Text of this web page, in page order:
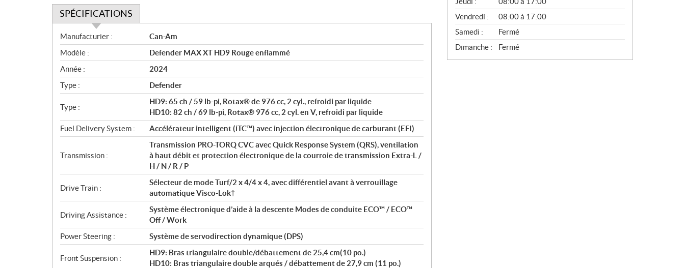
SPÉCIFICATIONS
S
p
é
c
i
f
i
c
a
t
o
Manufacturier :
Can-Am
Modèle :
Defender MAX XT HD9 Rouge enflammé
Année :
2024
Type :
Defender
Type :
HD9: 65 ch / 59 lb-pi, Rotax® de 976 cc, 2 cyl., refroidi par liquide
HD10: 82 ch / 69 lb-pi, Rotax® 976 cc, 2 cyl. en V, refroidi par liquide
Fuel Delivery System :
Accélérateur intelligent (iTC™) avec injection électronique de carburant (EFI)
Transmission :
Transmission PRO-TORQ CVC avec Quick Response System (QRS), ventilation
à haut débit et protection électronique de la courroie de transmission Extra-L /
H / N / R / P
Drive Train :
Sélecteur de mode Turf/2 x 4/4 x 4, avec différentiel avant à verrouillage
automatique Visco-Lok†
Driving Assistance :
Système électronique d’aide à la descente Modes de conduite ECO™ / ECO™
Off / Work
Power Steering :
Système de servodirection dynamique (DPS)
Front Suspension :
HD9: Bras triangulaire double/débattement de 25,4 cm(10 po.)
HD10: Bras triangulaire double arqués / débattement de 27,9 cm (11 po.)
L
Vendredi :
08:00 à 17:00
Samedi :
Fermé
Dimanche :
Fermé